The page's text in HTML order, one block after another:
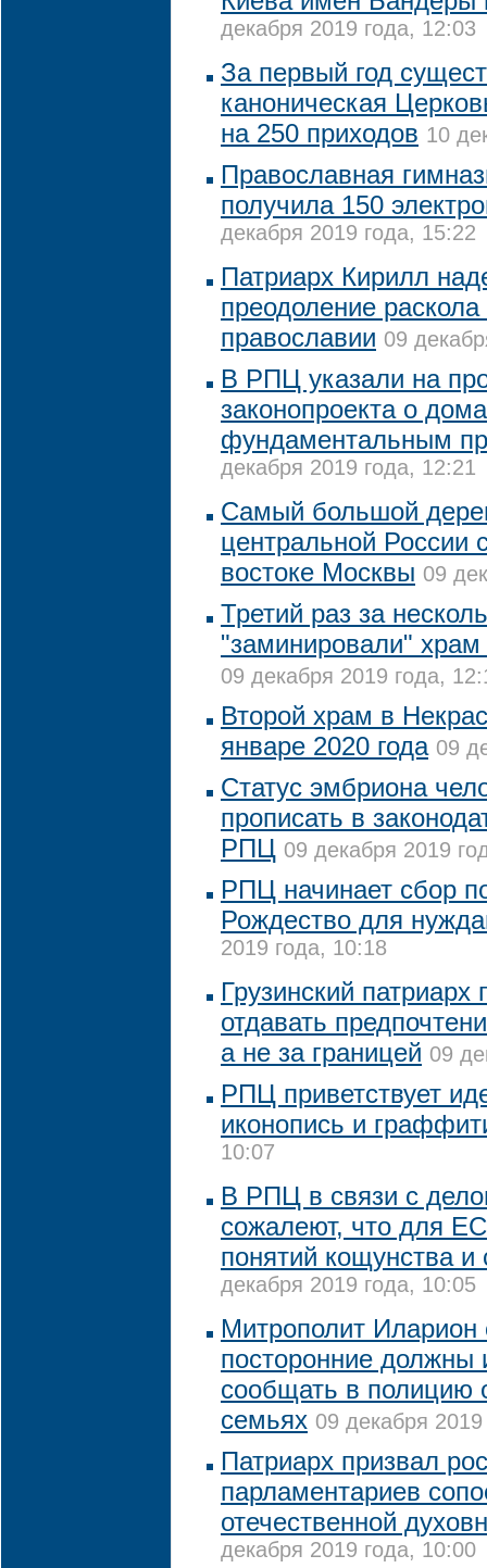
декабря 2019 года, 12:03
За первый год
каноническая
на 250 приходов 10
Православная
получила 150
декабря 2019 года, 15:22
Патриарх Кирилл
преодоление
православии 09
В РПЦ указали на
законопроекта о
фундаментальным
декабря 2019 года, 12:21
Самый большой
центральной России
востоке Москвы 09
Третий раз за
"заминировали"
09 декабря 2019 года,
Второй храм в
январе 2020 года 09
Статус эмбриона
прописать в
РПЦ 09 декабря 2019
РПЦ начинает сбор
Рождество для
2019 года, 10:18
Грузинский патриарх
отдавать
а не за границей 09
РПЦ приветствует
иконопись и
10:07
В РПЦ в связи с
сожалеют, что для
понятий кощунства и
декабря 2019 года, 10:05
Митрополит Иларион
посторонние должны
сообщать в полицию
семьях 09 декабря
Патриарх призвал
парламентариев
отечественной
декабря 2019 года, 10:00